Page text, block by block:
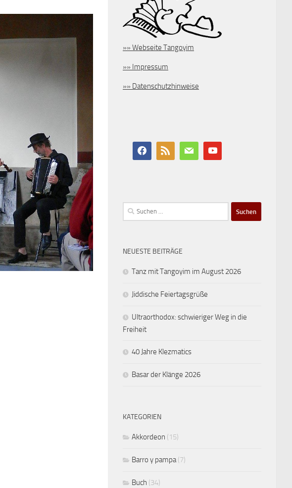
»» Webseite Tangoyim
»» Impressum
»» Datenschutzhinweise
Suchen
nach:
NEUESTE BEITRÄGE
Tanz mit Tangoyim im August 2026
Jiddische Feiertagsgrüße
Ultraorthodox: schwieriger Weg in die
Freiheit
40 Jahre Klezmatics
Basar der Klänge 2026
KATEGORIEN
Akkordeon (15)
Barro y pampa(7)
Buch (34)